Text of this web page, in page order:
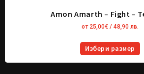
Amon Amarth – Fight –
от 25,00€ / 48,90 лв.
Избери размер